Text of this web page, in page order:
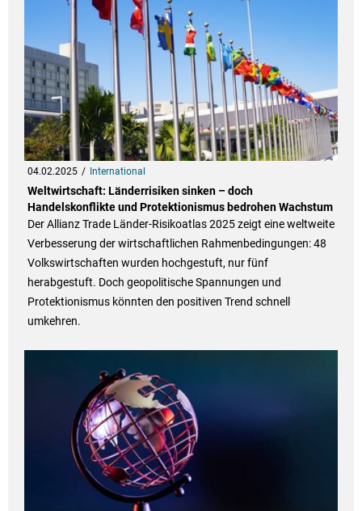
04.02.2025 International
Weltwirtschaft: Länderrisiken sinken – doch
Handelskonflikte und Protektionismus bedrohen Wachstum
Der Allianz Trade Länder-Risikoatlas 2025 zeigt eine weltweite
Verbesserung der wirtschaftlichen Rahmenbedingungen: 48
Volkswirtschaften wurden hochgestuft, nur fünf
herabgestuft. Doch geopolitische Spannungen und
Protektionismus könnten den positiven Trend schnell
umkehren.